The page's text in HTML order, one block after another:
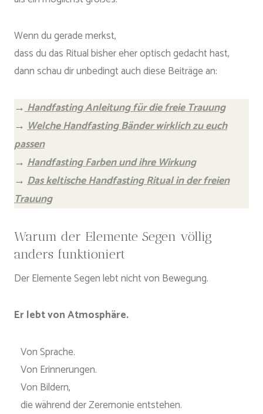
Wenn du gerade merkst,
dass du das Ritual bisher eher optisch gedacht hast,
dann schau dir unbedingt auch diese Beiträge an:
→Handfasting Anleitung für die freie Trauung
→ Welche Handfasting Bänder wirklich zu euch
passen
→ Handfasting Farben und ihre Wirkung
→ Das keltische Handfasting Ritual in der freien
Trauung
Warum der Elemente Segen völlig
anders funktioniert
Der Elemente Segen lebt nicht von Bewegung.
Er lebt von Atmosphäre.
Von Sprache.
Von Erinnerungen.
Von Bildern,
die während der Zeremonie entstehen.